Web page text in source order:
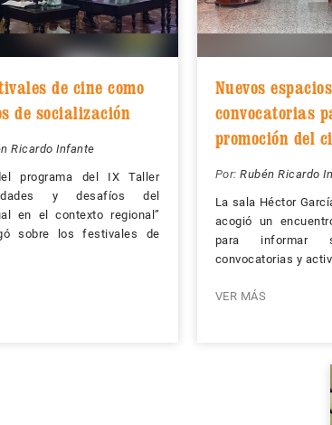
de cine como
de socialización
Ricardo Infante
programa del IX Taller
y desafíos del
en el contexto regional”
sobre los festivales de
Nuevos
convocatorias
promoción del
Por: Rubén Ricardo
La sala Héctor
acogió un
para informar
convocatorias y
VER MÁS